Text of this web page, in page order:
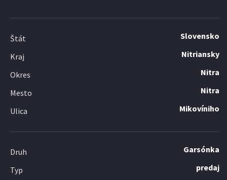
Štát Slovensko
Kraj Nitriansky
Okres Nitra
Mesto Nitra
Ulica Mikovíniho
Druh Garsónka
Typ predaj